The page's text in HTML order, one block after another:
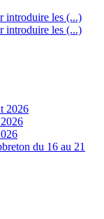
introduire les (...)
introduire les (...)
2026
du 16 au 21